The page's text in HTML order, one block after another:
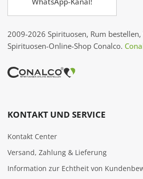
2009-2026 Spirituosen, Rum
Spirituosen-Online-Shop Conalco.
KONTAKT UND SERVICE
Kontakt Center
Versand, Zahlung & Lieferung
Information zur Echtheit von